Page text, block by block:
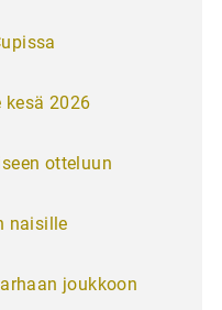
kesä 2026
otteluun
naisille
joukkoon